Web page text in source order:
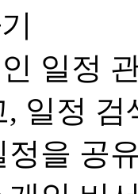
일정
, 일정
정을 공